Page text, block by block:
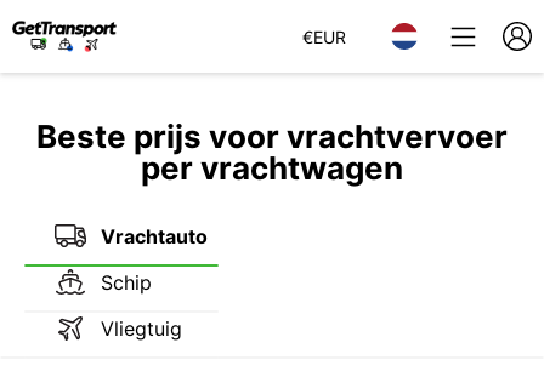
€EUR
Beste prijs voor vrachtvervoer
per vrachtwagen
Vrachtauto
Schip
Vliegtuig